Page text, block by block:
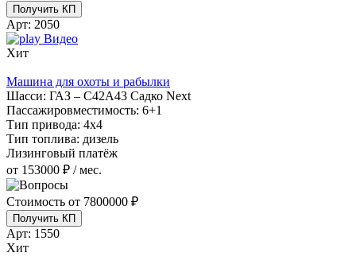
Получить КП
Арт: 2050
Видео
Хит
Машина для охоты и рабылки
Шасси: ГАЗ – С42А43 Садко Next
Пассажировместимость: 6+1
Тип привода: 4х4
Тип топлива: дизель
Лизинговый платёж
от 153000 ₽ / мес.
Стоимость от 7800000 ₽
Получить КП
Арт: 1550
Хит